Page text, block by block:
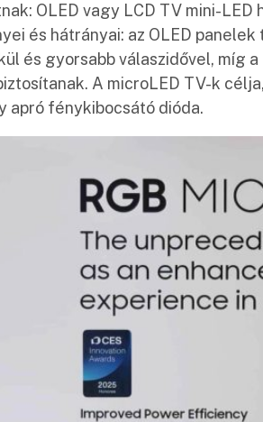
OLED vagy LCD TV mini-
és hátrányai: az OLED
és gyorsabb válaszidővel, míg
A microLED TV-k
apró fénykibocsátó dióda.